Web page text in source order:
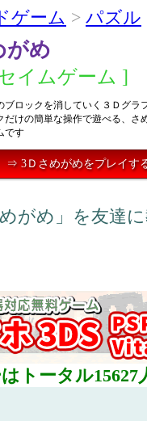
ゲーム > パズル
がめ
イムゲーム ]
ブロックを消していく３Ｄグラ
だけの簡単な操作で遊べる、さ
です
⇒ 3Ｄさめがめをプレイす
がめ」を友達
トータル15627